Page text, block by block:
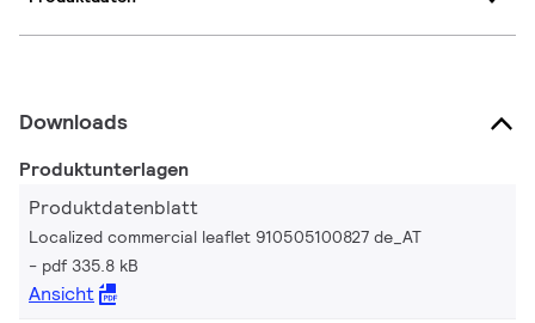
Downloads
Produktunterlagen
Produktdatenblatt
Localized commercial leaflet 910505100827 de_AT
pdf 335.8 kB
Ansicht